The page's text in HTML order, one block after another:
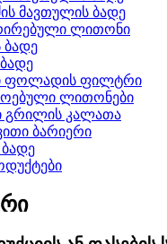
მავთულის ბადე
ლითონი
ბადე
ფოლადის ფილტრი
ლითონები
გრილის კალათა
ბარიერი